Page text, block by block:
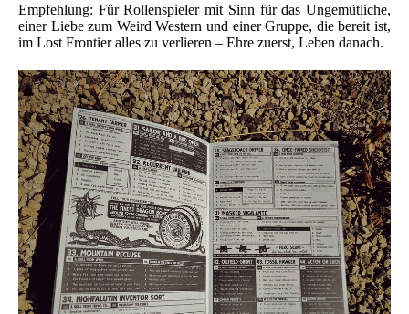
Empfehlung: Für Rollenspieler mit Sinn für das Ungemütliche,
einer Liebe zum Weird Western und einer Gruppe, die bereit ist,
im Lost Frontier alles zu verlieren – Ehre zuerst, Leben danach.